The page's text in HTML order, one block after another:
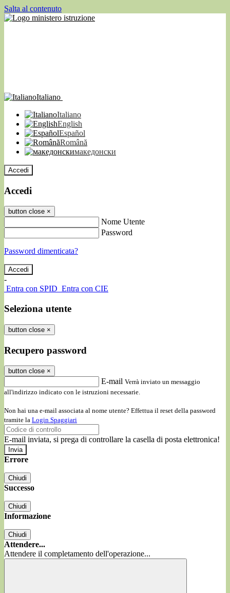
Salta al contenuto
Italiano
Italiano
English
Español
Română
македонски
Accedi
Accedi
button close ×
Nome Utente
Password
Password dimenticata?
-
Entra con SPID Entra con CIE
Seleziona utente
button close ×
Recupero password
button close ×
E-mail Verrà inviato un messaggio
all'indirizzo indicato con le istruzioni necessarie.
Non hai una e-mail associata al nome utente? Effettua il reset della password
tramite la Login Spaggiari
E-mail inviata, si prega di controllare la casella di posta elettronica!
Errore
Chiudi
Successo
Chiudi
Informazione
Chiudi
Attendere...
Attendere il completamento dell'operazione...